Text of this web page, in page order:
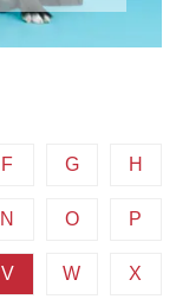
F G H
N O P
V W X